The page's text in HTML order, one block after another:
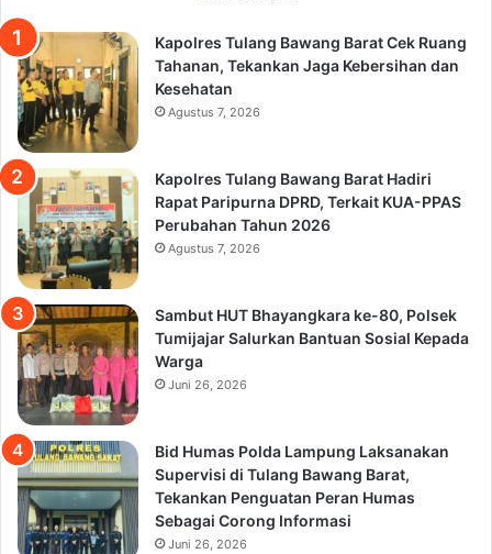
Kapolres Tulang Bawang Barat Cek Ruang
Tahanan, Tekankan Jaga Kebersihan dan
Kesehatan
Agustus 7, 2026
Kapolres Tulang Bawang Barat Hadiri
Rapat Paripurna DPRD, Terkait KUA-PPAS
Perubahan Tahun 2026
Agustus 7, 2026
Sambut HUT Bhayangkara ke-80, Polsek
Tumijajar Salurkan Bantuan Sosial Kepada
Warga
Juni 26, 2026
Bid Humas Polda Lampung Laksanakan
Supervisi di Tulang Bawang Barat,
Tekankan Penguatan Peran Humas
Sebagai Corong Informasi
Juni 26, 2026